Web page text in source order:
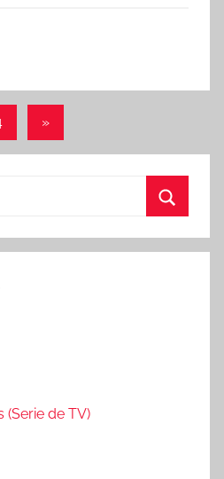
Entradas
»
u
(Serie de TV)